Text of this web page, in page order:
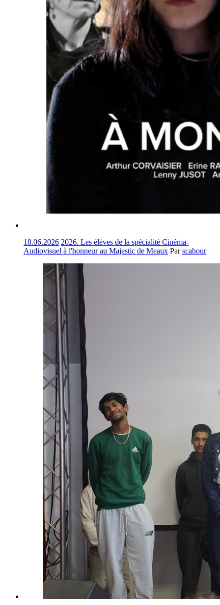
18.06.2026 2026. Les élèves de la spécialité Cinéma-
Audiovisuel à l'honneur au Majestic de Meaux Parscahour